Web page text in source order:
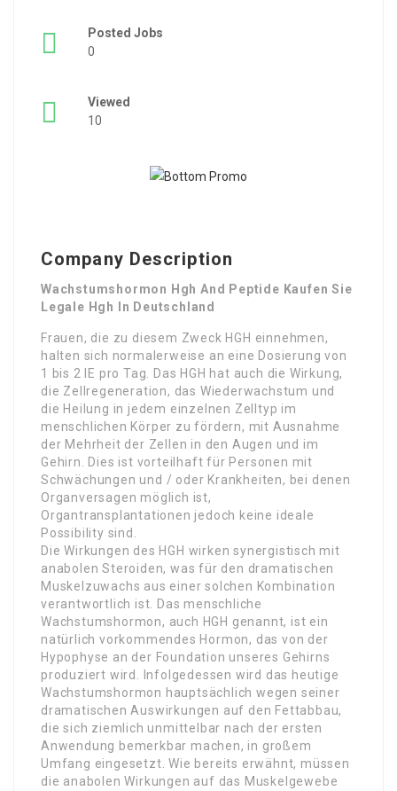
Posted Jobs
0
Viewed
10
Company Description
Wachstumshormon Hgh And Peptide Kaufen Sie
Legale Hgh In Deutschland
Frauen, die zu diesem Zweck HGH einnehmen,
halten sich normalerweise an eine Dosierung von
1 bis 2 IE pro Tag. Das HGH hat auch die Wirkung,
die Zellregeneration, das Wiederwachstum und
die Heilung in jedem einzelnen Zelltyp im
menschlichen Körper zu fördern, mit Ausnahme
der Mehrheit der Zellen in den Augen und im
Gehirn. Dies ist vorteilhaft für Personen mit
Schwächungen und / oder Krankheiten, bei denen
Organversagen möglich ist,
Organtransplantationen jedoch keine ideale
Possibility sind.
Die Wirkungen des HGH wirken synergistisch mit
anabolen Steroiden, was für den dramatischen
Muskelzuwachs aus einer solchen Kombination
verantwortlich ist. Das menschliche
Wachstumshormon, auch HGH genannt, ist ein
natürlich vorkommendes Hormon, das von der
Hypophyse an der Foundation unseres Gehirns
produziert wird. Infolgedessen wird das heutige
Wachstumshormon hauptsächlich wegen seiner
dramatischen Auswirkungen auf den Fettabbau,
die sich ziemlich unmittelbar nach der ersten
Anwendung bemerkbar machen, in großem
Umfang eingesetzt. Wie bereits erwähnt, müssen
die anabolen Wirkungen auf das Muskelgewebe